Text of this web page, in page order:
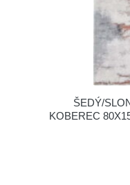
ŠEDÝ/
KOBEREC